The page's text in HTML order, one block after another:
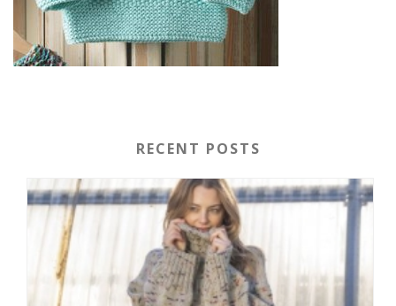
RECENT POSTS